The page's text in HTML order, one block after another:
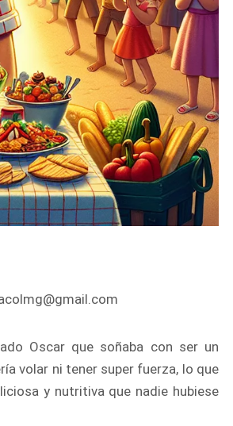
Oscar que soñaba con ser un
volar ni tener super fuerza, lo que
y nutritiva que nadie hubiese